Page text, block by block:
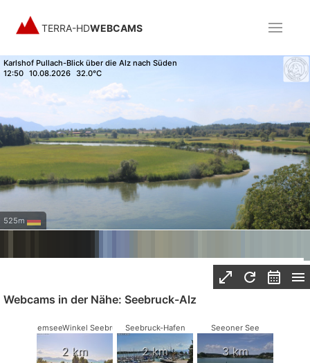
TERRA-HDWEBCAMS
Karlshof Pullach-Blick über die Alz nach Süden
12:50 10.08.2026 32.0°C
525m
Webcams in der Nähe: Seebruck-Alz
ChiemseeWinkel Seebruck
2 km
Seebruck-Hafen
2 km
Seeoner See
3 km